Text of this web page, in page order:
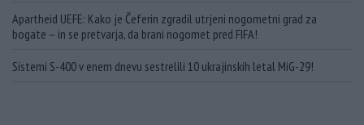
Apartheid UEFE: Kako je Čeferin zgradil utrjeni nogometni grad za
bogate – in se pretvarja, da brani nogomet pred FIFA!
Sistemi S-400 v enem dnevu sestrelili 10 ukrajinskih letal MiG-29!